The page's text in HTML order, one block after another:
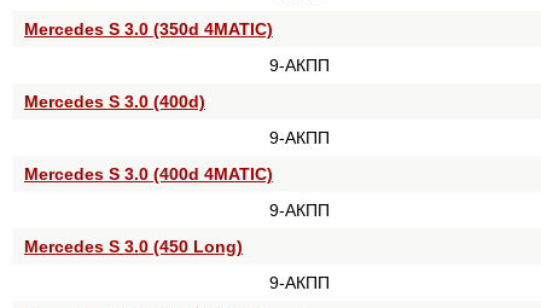
Mercedes S 3.0 (350d 4MATIC)
9-АКПП
Mercedes S 3.0 (400d)
9-АКПП
Mercedes S 3.0 (400d 4MATIC)
9-АКПП
Mercedes S 3.0 (450 Long)
9-АКПП